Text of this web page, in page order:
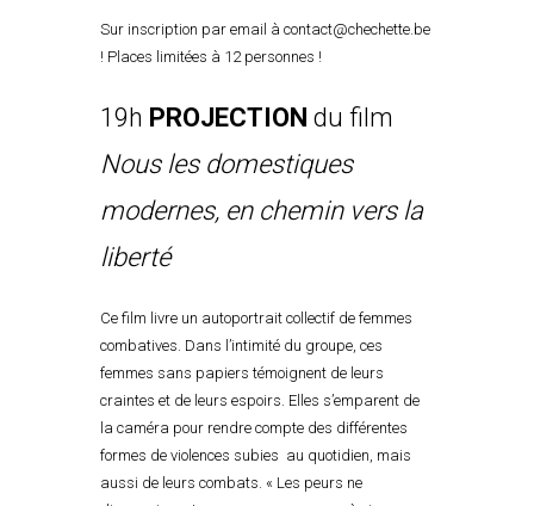
Sur inscription par email à contact@chechette.be
! Places limitées à 12 personnes !
19h PROJECTION du film
Nous les domestiques
modernes, en chemin vers la
liberté
Ce film livre un autoportrait collectif de femmes
combatives. Dans l’intimité du groupe, ces
femmes sans papiers témoignent de leurs
craintes et de leurs espoirs. Elles s’emparent de
la caméra pour rendre compte des différentes
formes de violences subies au quotidien, mais
aussi de leurs combats. « Les peurs ne